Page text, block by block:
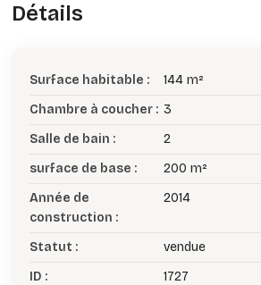
Détails
Surface habitable :
144 m²
Chambre à coucher : 3
Salle de bain :
2
surface de base :
200 m²
Année de
construction :
2014
Statut :
vendue
ID :
1727